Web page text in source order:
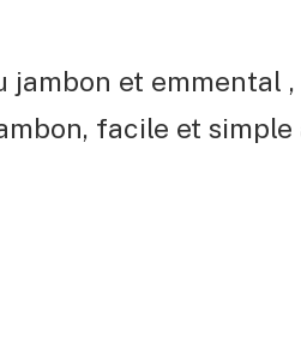
et emmental
facile et